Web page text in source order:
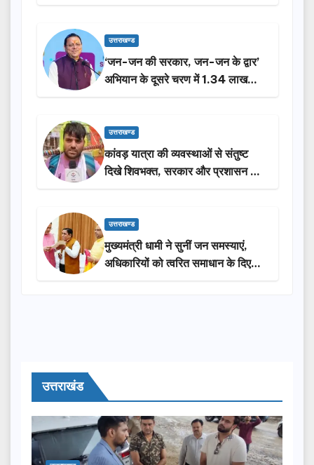
करेगी सरकार: मुख्यमंत्री धामी…
उत्तराखण्ड
‘जन-जन की सरकार, जन-जन के द्वार’
अभियान के दूसरे चरण में 1.34 लाख
लोगों की भागीदारी…
उत्तराखण्ड
कांवड़ यात्रा की व्यवस्थाओं से संतुष्ट
दिखे शिवभक्त, सरकार और प्रशासन की
सराहना…
उत्तराखण्ड
मुख्यमंत्री धामी ने सुनीं जन समस्याएं,
अधिकारियों को त्वरित समाधान के दिए
निर्देश
उत्तराखंड